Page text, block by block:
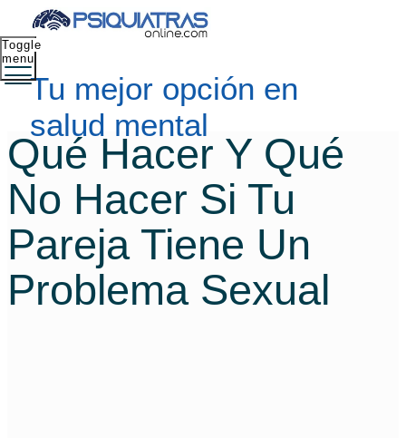
Tu mejor opción en
salud mental
Toggle
menu
Qué Hacer Y Qué
No Hacer Si Tu
Pareja Tiene Un
Problema Sexual